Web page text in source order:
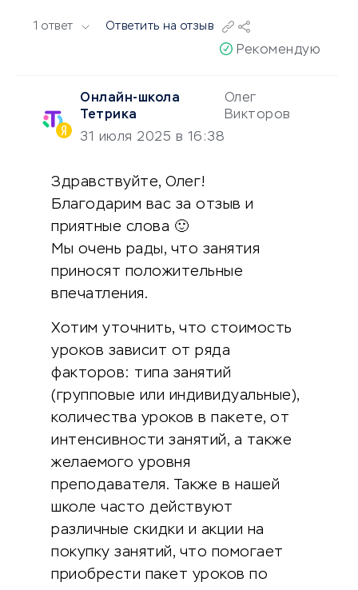
1 ответ Ответить на отзыв
Рекомендую
Онлайн-школа
Тетрика
Олег
Викторов
31 июля 2025 в 16:38
Здравствуйте, Олег!
Благодарим вас за отзыв и
приятные слова 🙂
Мы очень рады, что занятия
приносят положительные
впечатления.
Хотим уточнить, что стоимость
уроков зависит от ряда
факторов: типа занятий
(групповые или индивидуальные),
количества уроков в пакете, от
интенсивности занятий, а также
желаемого уровня
преподавателя. Также в нашей
школе часто действуют
различные скидки и акции на
покупку занятий, что помогает
приобрести пакет уроков по